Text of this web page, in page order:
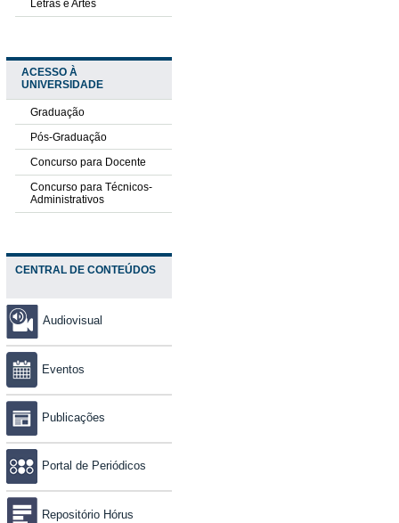
Letras e Artes
ACESSO À
UNIVERSIDADE
Graduação
Pós-Graduação
Concurso para Docente
Concurso para Técnicos-
Administrativos
CENTRAL DE CONTEÚDOS
Audiovisual
Eventos
Publicações
Portal de Periódicos
Repositório Hórus